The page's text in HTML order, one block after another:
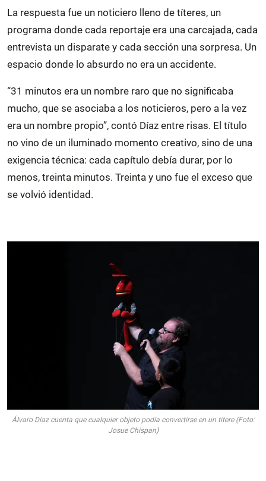
La respuesta fue un noticiero lleno de títeres, un
programa donde cada reportaje era una carcajada, cada
entrevista un disparate y cada sección una sorpresa. Un
espacio donde lo absurdo no era un accidente.
“31 minutos era un nombre raro que no significaba
mucho, que se asociaba a los noticieros, pero a la vez
era un nombre propio”, contó Díaz entre risas. El título
no vino de un iluminado momento creativo, sino de una
exigencia técnica: cada capítulo debía durar, por lo
menos, treinta minutos. Treinta y uno fue el exceso que
se volvió identidad.
Álvaro Díaz cuenta que cualquier objeto podía convertirse en un títere (Foto:
Josue Chispan)